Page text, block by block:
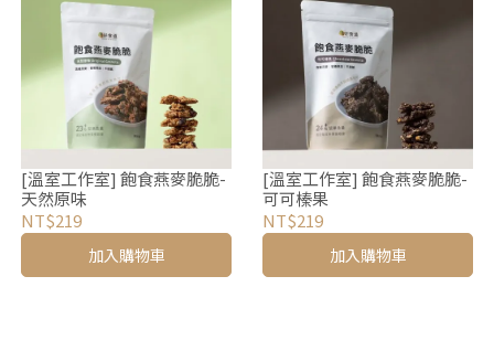
[溫室工作室] 飽食燕麥脆脆-
天然原味
NT$219
加入購物車
[溫室工作室] 飽食燕麥脆脆-
可可榛果
NT$219
加入購物車